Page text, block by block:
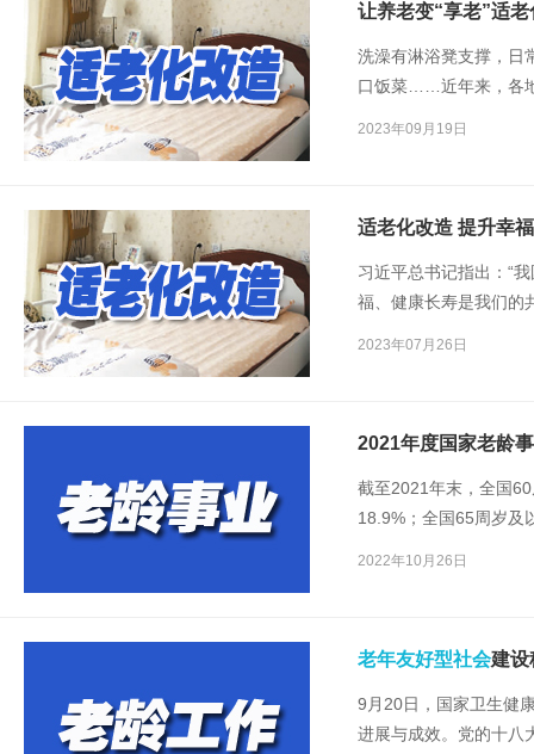
让养老变“享老”适
洗澡有淋浴凳支撑，日
口饭菜……近年来，各
2023年09月19日
适老化改造 提升幸
习近平总书记指出：“
福、健康长寿是我们的
2023年07月26日
2021年度国家老龄
截至2021年末，全国
18.9%；全国65周岁及
2022年10月26日
老年友好型社会建设
9月20日，国家卫生健
进展与成效。党的十八